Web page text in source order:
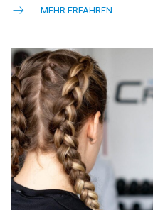
MEHR ERFAHREN